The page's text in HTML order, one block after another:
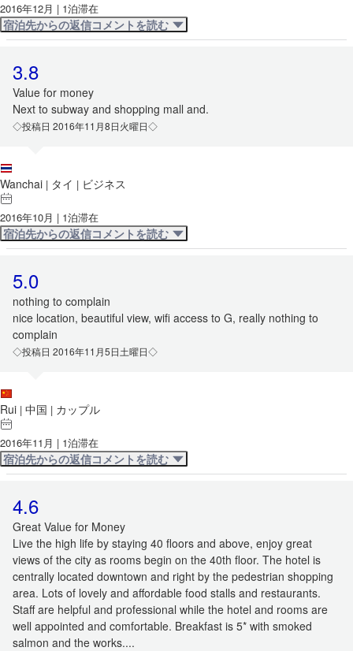
2016年12月 | 1泊滞在
宿泊先からの返信コメントを読む
3.8
Value for money
Next to subway and shopping mall and.
◇投稿日 2016年11月8日火曜日◇
Wanchai | タイ | ビジネス
2016年10月 | 1泊滞在
宿泊先からの返信コメントを読む
5.0
nothing to complain
nice location, beautiful view, wifi access to G, really nothing to
complain
◇投稿日 2016年11月5日土曜日◇
Rui | 中国 | カップル
2016年11月 | 1泊滞在
宿泊先からの返信コメントを読む
4.6
Great Value for Money
Live the high life by staying 40 floors and above, enjoy great
views of the city as rooms begin on the 40th floor. The hotel is
centrally located downtown and right by the pedestrian shopping
area. Lots of lovely and affordable food stalls and restaurants.
Staff are helpful and professional while the hotel and rooms are
well appointed and comfortable. Breakfast is 5* with smoked
salmon and the works....